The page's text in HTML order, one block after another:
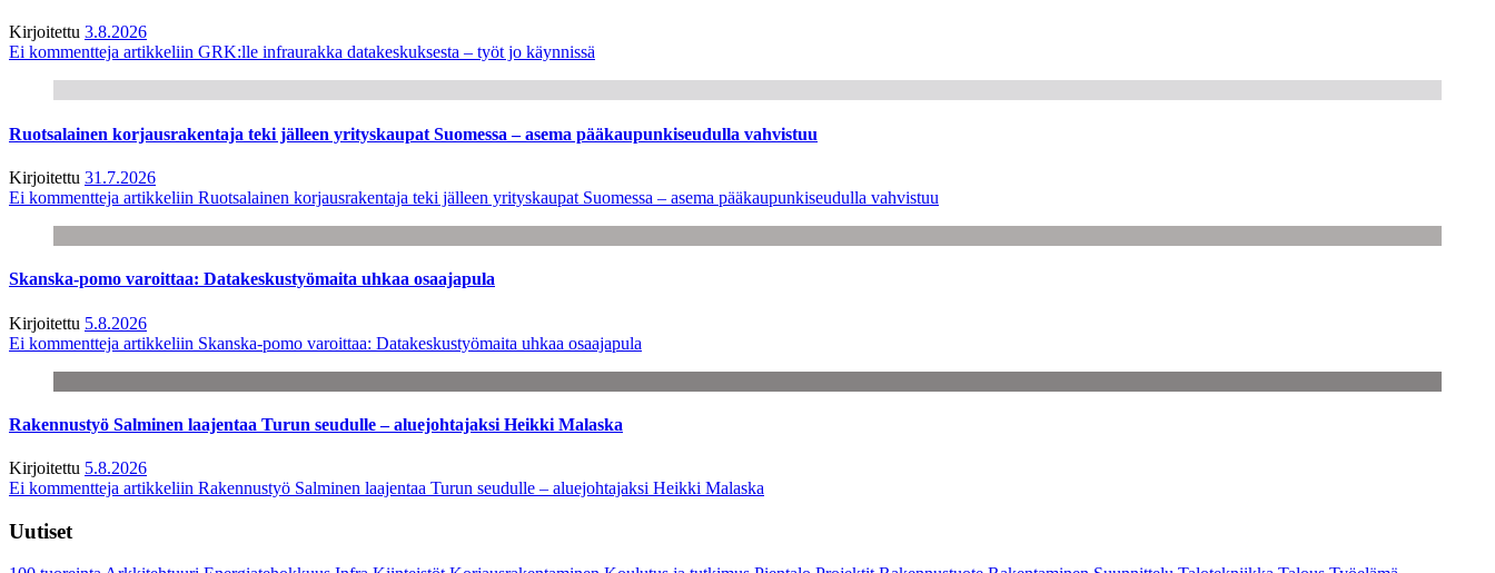
Kirjoitettu 3.8.2026
Ei kommentteja artikkeliin GRK:lle infraurakka datakeskuksesta – työt jo käynnissä
Ruotsalainen korjausrakentaja teki jälleen yrityskaupat Suomessa – asema pääkaupunkiseudulla vahvistuu
Kirjoitettu 31.7.2026
Ei kommentteja artikkeliin Ruotsalainen korjausrakentaja teki jälleen yrityskaupat Suomessa – asema pääkaupunkiseudulla vahvistuu
Skanska-pomo varoittaa: Datakeskustyömaita uhkaa osaajapula
Kirjoitettu 5.8.2026
Ei kommentteja artikkeliin Skanska-pomo varoittaa: Datakeskustyömaita uhkaa osaajapula
Rakennustyö Salminen laajentaa Turun seudulle – aluejohtajaksi Heikki Malaska
Kirjoitettu 5.8.2026
Ei kommentteja artikkeliin Rakennustyö Salminen laajentaa Turun seudulle – aluejohtajaksi Heikki Malaska
Uutiset